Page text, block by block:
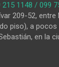
215 1148 / 099
209-52, entre
piso), a
en la